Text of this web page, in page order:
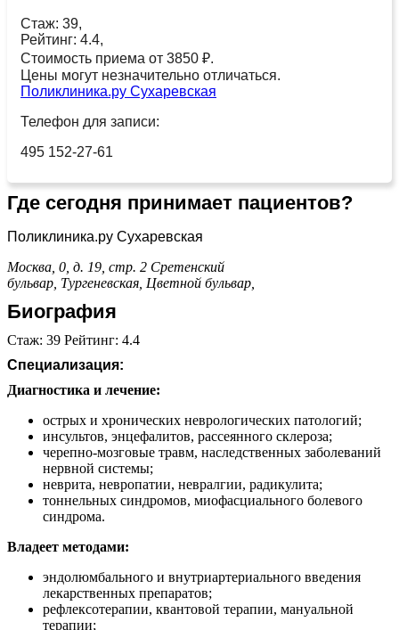
Стаж: 39,
Рейтинг: 4.4,
Стоимость приема от 3850 ₽.
Цены могут незначительно отличаться.
Поликлиника.ру Сухаревская
Телефон для записи:
495 152-27-61
Где сегодня принимает пациентов?
Поликлиника.ру Сухаревская
Москва, 0, д. 19, стр. 2 Сретенский
бульвар, Тургеневская, Цветной бульвар,
Биография
Стаж: 39 Рейтинг: 4.4
Специализация:
Диагностика и лечение:
острых и хронических неврологических патологий;
инсультов, энцефалитов, рассеянного склероза;
черепно-мозговые травм, наследственных заболеваний
нервной системы;
неврита, невропатии, невралгии, радикулита;
тоннельных синдромов, миофасциального болевого
синдрома.
Владеет методами:
эндолюмбального и внутриартериального введения
лекарственных препаратов;
рефлексотерапии, квантовой терапии, мануальной
терапии;